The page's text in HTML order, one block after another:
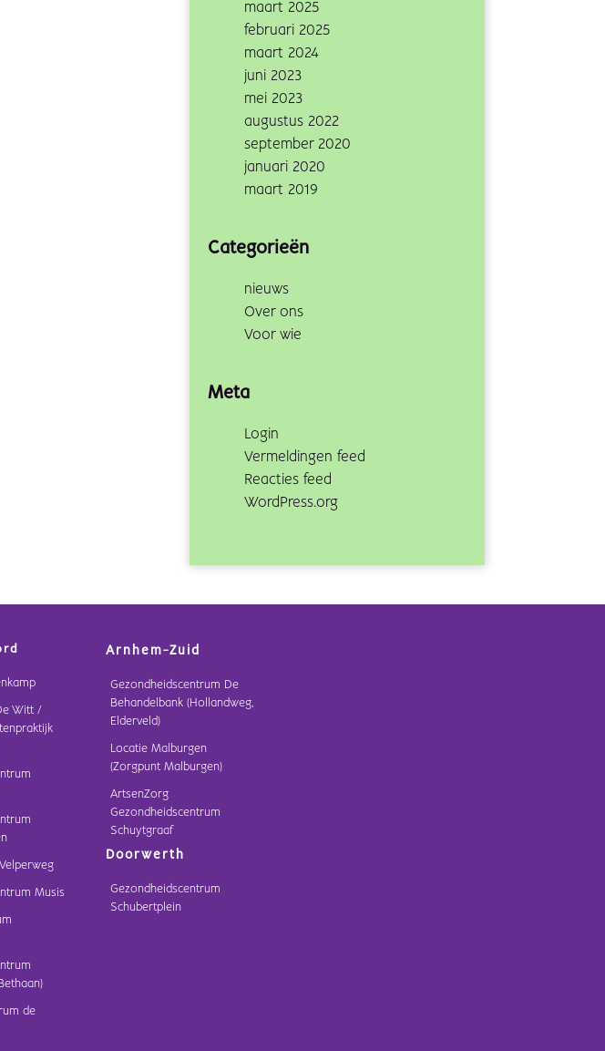
maart 2025
februari 2025
maart 2024
juni 2023
mei 2023
augustus 2022
september 2020
januari 2020
maart 2019
Categorieën
nieuws
Over ons
Voor wie
Meta
Login
Vermeldingen feed
Reacties feed
WordPress.org
Witt /
Musis
de
Arnhem-Zuid
Gezondheidscentrum De
Behandelbank (Hollandweg,
Elderveld)
Locatie Malburgen
(Zorgpunt Malburgen)
ArtsenZorg
Gezondheidscentrum
Schuytgraaf
Doorwerth
Gezondheidscentrum
Schubertplein